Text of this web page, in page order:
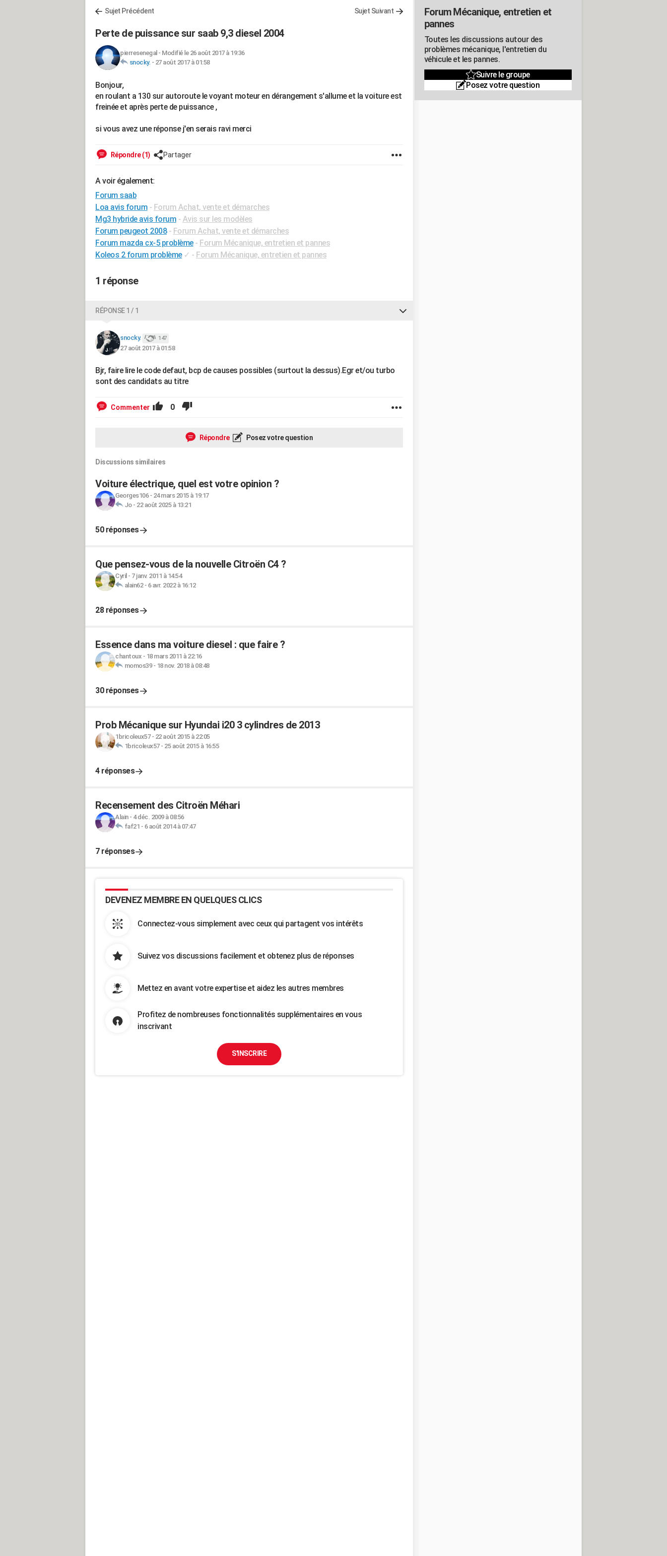
Sujet Précédent Sujet Suivant
Perte de puissance sur saab 9,3 diesel 2004
pierresenegal - Modifié le 26 août 2017 à 19:36
snocky. - 27 août 2017 à 01:58
Bonjour,
en roulant a 130 sur autoroute le voyant moteur en dérangement s'allume et la voiture est
freinée et après perte de puissance ,
si vous avez une réponse j'en serais ravi merci
Répondre (1) Partager
A voir également:
Forum saab
Loa avis forum - Forum Achat, vente et démarches
Mg3 hybride avis forum - Avis sur les modèles
Forum peugeot 2008 - Forum Achat, vente et démarches
Forum mazda cx-5 problème - Forum Mécanique, entretien et pannes
Koleos 2 forum problème ✓ - Forum Mécanique, entretien et pannes
1 réponse
RÉPONSE 1 / 1
snocky. 147
27 août 2017 à 01:58
Bjr, faire lire le code defaut, bcp de causes possibles (surtout la dessus).Egr et/ou turbo
sont des candidats au titre
Commenter 0
Répondre Posez votre question
Discussions similaires
Voiture électrique, quel est votre opinion ?
Georges106- 24 mars 2015 à 19:17
Jo- 22 août 2025 à 13:21
50 réponses
Que pensez-vous de la nouvelle Citroën C4 ?
Cyril - 7 janv. 2011 à 14:54
alain62- 6 avr. 2022 à 16:12
28 réponses
Essence dans ma voiture diesel : que faire ?
chantoux - 18 mars 2011 à 22:16
momos39- 18 nov. 2018 à 08:48
30 réponses
Prob Mécanique sur Hyundai i20 3 cylindres de 2013
1bricoleux57- 22 août 2015 à 22:05
1bricoleux57- 25 août 2015 à 16:55
4 réponses
Recensement des Citroën Méhari
Alain- 4 déc. 2009 à 08:56
faf21 - 6 août 2014 à 07:47
7 réponses
DEVENEZ MEMBRE EN QUELQUES CLICS
Connectez-vous simplement avec ceux qui partagent vos intérêts
Suivez vos discussions facilement et obtenez plus de réponses
Mettez en avant votre expertise et aidez les autres membres
Profitez de nombreuses fonctionnalités supplémentaires en vous
inscrivant
S'INSCRIRE
Forum Mécanique, entretien et
pannes
Toutes les discussions autour des
problèmes mécanique, l'entretien du
véhicule et les pannes.
Suivre le groupe
Posez votre question